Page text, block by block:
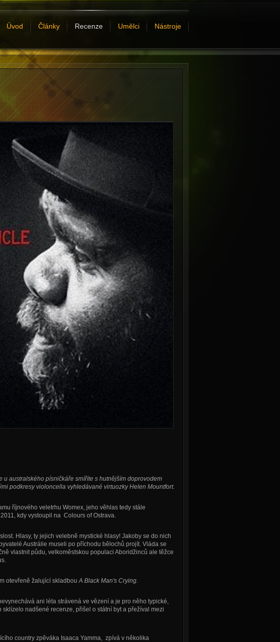
Úvod Články Recenze Umělci Nástroje
u australského písničkáře smíříte s hutnějším doprovodem
podkresy violoncella vyhledávané virtuozky Helen Mountfort.
říjnového veletrhu Womex, jeho věhlas tedy stále
kdy vystoupil na Colours of Ostrava.
Hlasy, ty jejich velebně mystické hlasy! Jakoby se do nich
Austrálie museli po příchodu bělochů projít. Vláda se
vlastnit půdu, velkoměstskou populaci Aboridžinců ale těžce
otevřeně žalující skladbouA Black Man's Crying.
ani léta strávená ve vězení a je pro něho typické,
nadšené recenze, přišel o státní byt a přežíval mezi
country zpěváka Isaaca Yamma, zpívá v několika